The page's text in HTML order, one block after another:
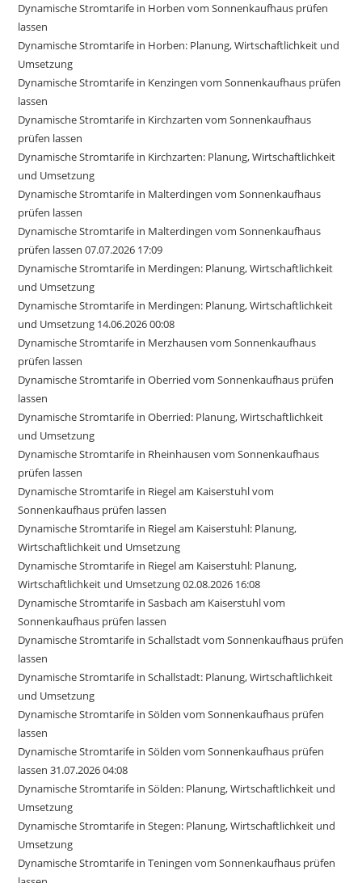
Dynamische Stromtarife in Horben vom Sonnenkaufhaus prüfen
lassen
Dynamische Stromtarife in Horben: Planung, Wirtschaftlichkeit und
Umsetzung
Dynamische Stromtarife in Kenzingen vom Sonnenkaufhaus prüfen
lassen
Dynamische Stromtarife in Kirchzarten vom Sonnenkaufhaus
prüfen lassen
Dynamische Stromtarife in Kirchzarten: Planung, Wirtschaftlichkeit
und Umsetzung
Dynamische Stromtarife in Malterdingen vom Sonnenkaufhaus
prüfen lassen
Dynamische Stromtarife in Malterdingen vom Sonnenkaufhaus
prüfen lassen 07.07.2026 17:09
Dynamische Stromtarife in Merdingen: Planung, Wirtschaftlichkeit
und Umsetzung
Dynamische Stromtarife in Merdingen: Planung, Wirtschaftlichkeit
und Umsetzung 14.06.2026 00:08
Dynamische Stromtarife in Merzhausen vom Sonnenkaufhaus
prüfen lassen
Dynamische Stromtarife in Oberried vom Sonnenkaufhaus prüfen
lassen
Dynamische Stromtarife in Oberried: Planung, Wirtschaftlichkeit
und Umsetzung
Dynamische Stromtarife in Rheinhausen vom Sonnenkaufhaus
prüfen lassen
Dynamische Stromtarife in Riegel am Kaiserstuhl vom
Sonnenkaufhaus prüfen lassen
Dynamische Stromtarife in Riegel am Kaiserstuhl: Planung,
Wirtschaftlichkeit und Umsetzung
Dynamische Stromtarife in Riegel am Kaiserstuhl: Planung,
Wirtschaftlichkeit und Umsetzung 02.08.2026 16:08
Dynamische Stromtarife in Sasbach am Kaiserstuhl vom
Sonnenkaufhaus prüfen lassen
Dynamische Stromtarife in Schallstadt vom Sonnenkaufhaus prüfen
lassen
Dynamische Stromtarife in Schallstadt: Planung, Wirtschaftlichkeit
und Umsetzung
Dynamische Stromtarife in Sölden vom Sonnenkaufhaus prüfen
lassen
Dynamische Stromtarife in Sölden vom Sonnenkaufhaus prüfen
lassen 31.07.2026 04:08
Dynamische Stromtarife in Sölden: Planung, Wirtschaftlichkeit und
Umsetzung
Dynamische Stromtarife in Stegen: Planung, Wirtschaftlichkeit und
Umsetzung
Dynamische Stromtarife in Teningen vom Sonnenkaufhaus prüfen